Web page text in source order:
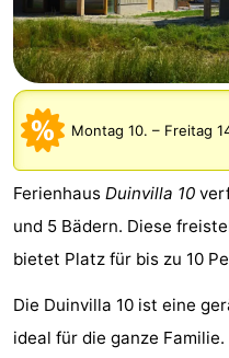
-
Bad
Meersee
-
Beach
Resort
Nieuwvliet-
-
De
Meulinge
-
EuroParcs
-
Noordzee
-
Montag 10. – Freitag
Ferienhaus Duinvilla 10
und 5 Bädern. Diese
bietet Platz für bis zu 10
Die Duinvilla 10 ist eine
ideal für die ganze Familie.